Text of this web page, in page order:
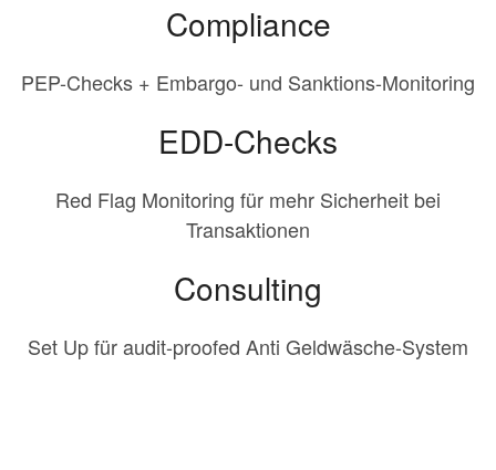
Compliance
PEP-Checks + Embargo- und Sanktions-Monitoring
EDD-Checks
Red Flag Monitoring für mehr Sicherheit bei
Transaktionen
Consulting
Set Up für audit-proofed Anti Geldwäsche-System